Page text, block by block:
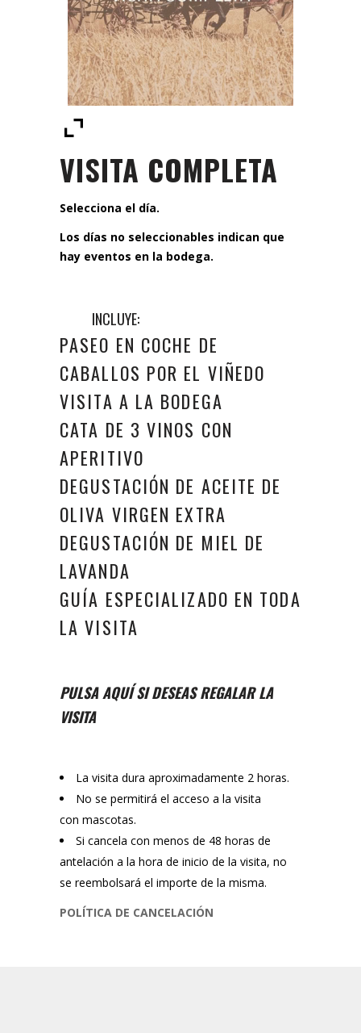
VISITA COMPLETA
Selecciona el día.
Los días no seleccionables indican que
hay eventos en la bodega.
INCLUYE:
PASEO EN COCHE DE
CABALLOS POR EL VIÑEDO
VISITA A LA BODEGA
CATA DE 3 VINOS CON
APERITIVO
DEGUSTACIÓN DE ACEITE DE
OLIVA VIRGEN EXTRA
DEGUSTACIÓN DE MIEL DE
LAVANDA
GUÍA ESPECIALIZADO EN TODA
LA VISITA
PULSA AQUÍ SI DESEAS REGALAR LA
VISITA
La visita dura aproximadamente 2 horas.
No se permitirá el acceso a la visita
con mascotas.
Si cancela con menos de 48 horas de
antelación a la hora de inicio de la visita, no
se reembolsará el importe de la misma.
POLÍTICA DE CANCELACIÓN